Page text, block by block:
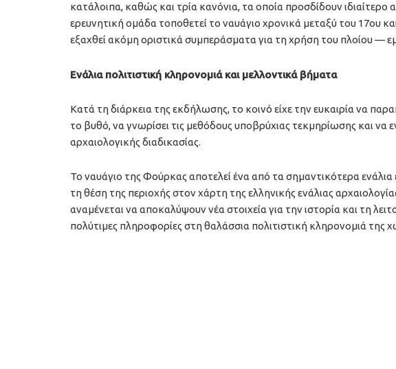
κατάλοιπα, καθώς και τρία κανόνια, τα οποία προσδίδουν
ερευνητική ομάδα τοποθετεί το ναυάγιο χρονικά μεταξύ του 17ου
εξαχθεί ακόμη οριστικά συμπεράσματα για τη χρήση του πλοίου —
Ενάλια πολιτιστική κληρονομιά και μελλοντικά βήματα
Κατά τη διάρκεια της εκδήλωσης, το κοινό είχε την ευκαιρία να
το βυθό, να γνωρίσει τις μεθόδους υποβρύχιας τεκμηρίωσης και να
αρχαιολογικής διαδικασίας.
Το ναυάγιο της Φούρκας αποτελεί ένα από τα σημαντικότερα ενάλια
τη θέση της περιοχής στον χάρτη της ελληνικής ενάλιας
αναμένεται να αποκαλύψουν νέα στοιχεία για την ιστορία και τη
πολύτιμες πληροφορίες στη θαλάσσια πολιτιστική κληρονομιά της